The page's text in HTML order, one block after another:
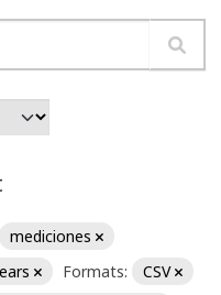
mediciones
Formats:
CSV